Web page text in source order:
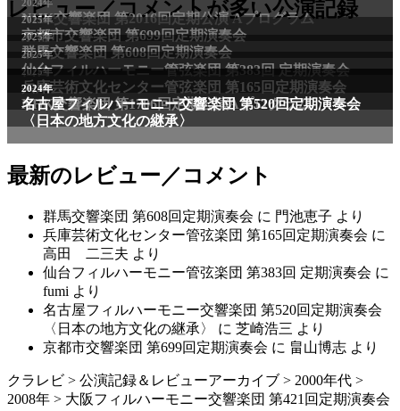
レビュー／コメントが多い公演記録
2024年
NHK交響楽団 第2016回定期公演 Aプログラム
2025年
京都市交響楽団 第699回定期演奏会
2025年
群馬交響楽団 第608回定期演奏会
2025年
仙台フィルハーモニー管弦楽団 第383回 定期演奏会
2025年
兵庫芸術文化センター管弦楽団 第165回定期演奏会
2011年
NHK交響楽団 第1706回定期公演Aプログラム
2024年
名古屋フィルハーモニー交響楽団 第520回定期演奏会
〈日本の地方文化の継承〉
最新のレビュー／コメント
群馬交響楽団 第608回定期演奏会 に 門池恵子 より
兵庫芸術文化センター管弦楽団 第165回定期演奏会 に
高田 二三夫 より
仙台フィルハーモニー管弦楽団 第383回 定期演奏会 に
fumi より
名古屋フィルハーモニー交響楽団 第520回定期演奏会
〈日本の地方文化の継承〉
に 芝崎浩三 より
京都市交響楽団 第699回定期演奏会 に 畠山博志 より
クラレビ > 公演記録＆レビューアーカイブ > 2000年代 >
2008年 > 大阪フィルハーモニー交響楽団 第421回定期演奏会